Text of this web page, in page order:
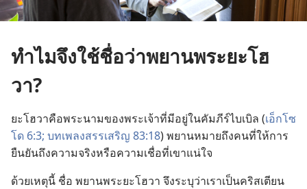
ทำไมจึงใช้ชื่อว่าพยานพระยะโฮ
วา?
ยะโฮวา​คือ​พระ​นาม​ของ​พระเจ้า​ที่​มี​อยู่​ใน​คัมภีร์​ไบเบิล (เอ็กโซ
โด 6:3; บทเพลง​สรรเสริญ 83:18) พยาน​หมาย​ถึง​คน​ที่​ให้​การ​
ยืน​ยัน​ถึง​ความ​จริง​หรือ​ความ​เชื่อ​ที่​เขา​แน่​ใจ
ด้วย​เหตุ​นี้ ชื่อ พยาน​พระ​ยะโฮวา จึง​ระบุ​ว่า​เรา​เป็น​คริสเตียน​